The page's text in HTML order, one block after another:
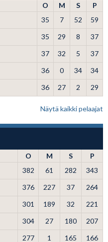
O M S
P
35 7 52
59
35 29 8
37
37 32 5
37
36 0 34
34
36 27 2 29
Näytä kaikki pelaajat
O M S
P
382 61 282
343
376 227 37
264
301 189 32
221
304 27 180
207
277 1 165 166